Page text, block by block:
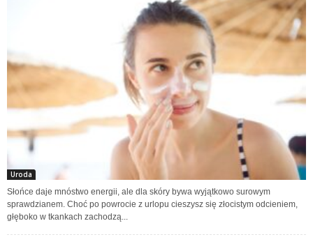
Uroda
Słońce daje mnóstwo energii, ale dla skóry bywa wyjątkowo surowym
sprawdzianem. Choć po powrocie z urlopu cieszysz się złocistym odcieniem,
głęboko w tkankach zachodzą...